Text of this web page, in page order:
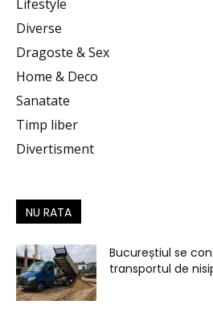
Lifestyle
Diverse
Dragoste & Sex
Home & Deco
Sanatate
Timp liber
Divertisment
NU RATA
Bucureștiul se
transportul de